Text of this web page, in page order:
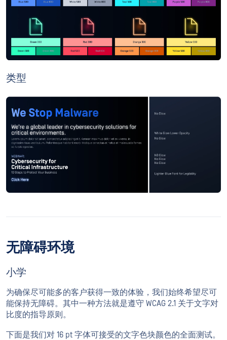
类型
无障碍环境
小学
为确保尽可能多的客户获得一致的体验，我们始终希望尽可
能保持无障碍。其中一种方法就是遵守 WCAG 2.1 关于文字对
比度的指导原则。
下面是我们对 16 pt 字体可接受的文字色块颜色的全面测试。